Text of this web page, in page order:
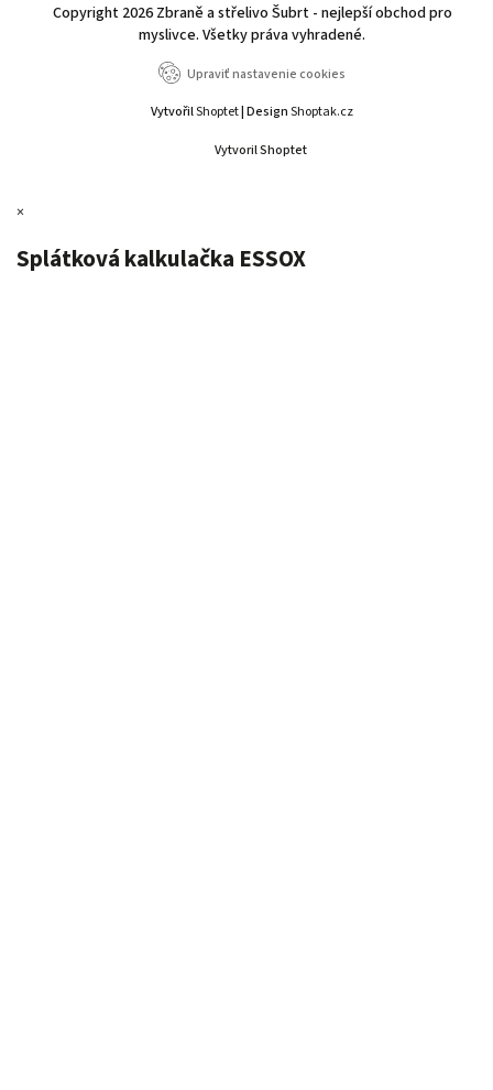
Vytvoril Shoptet
Copyright 2026 Zbraně a střelivo Šubrt - nejlepší obchod pro
myslivce. Všetky práva vyhradené.
Upraviť nastavenie cookies
VytvořilShoptet| DesignShoptak.cz
×
Splátková kalkulačka ESSOX